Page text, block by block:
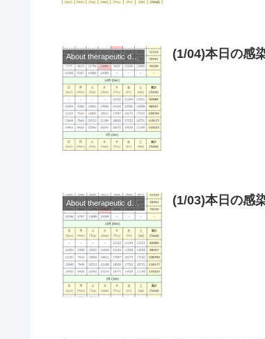
(1/04)本日の感
(1/03)本日の感